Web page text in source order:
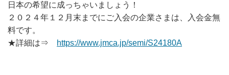
日本の希望に成っちゃいましょう！
２０２４年１２月末までにご入会の企業さまは、入会金無
料です。
★詳細は⇒
https://www.jmca.jp/semi/S24180A